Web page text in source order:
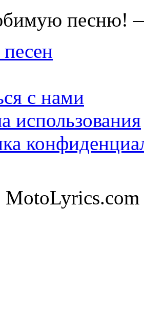
песню!
с нами
использования